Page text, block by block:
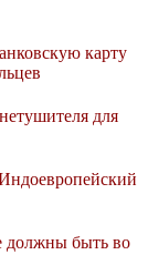
карту
для
должны быть во